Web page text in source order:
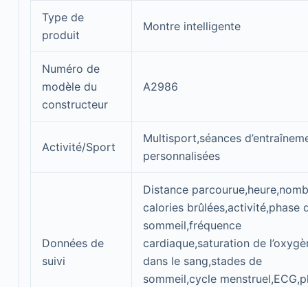
Type de
produit
Montre intelligente
Numéro de
modèle du
constructeur
A2986
Activité/Sport
Multisport,séances
personnalisées
Données de
suivi
Distance
calories brûlées,activité,phase
sommeil,fréquence
cardiaque,saturation de
dans le sang,stades de
sommeil,cycle